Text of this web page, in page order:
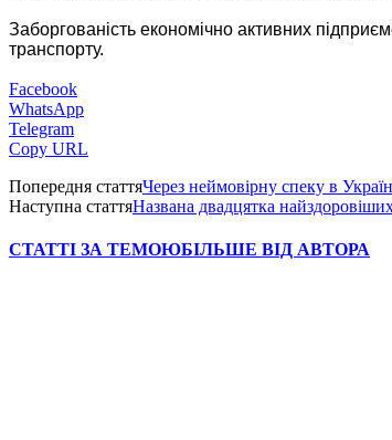
Заборгованість економічно активних
транспорту.
Facebook
WhatsApp
Telegram
Copy URL
Попередня статтяЧерез неймовірну спеку в
Наступна статтяНазвана двадцятка
СТАТТІ ЗА ТЕМОЮБІЛЬШЕ ВІД АВТОРА